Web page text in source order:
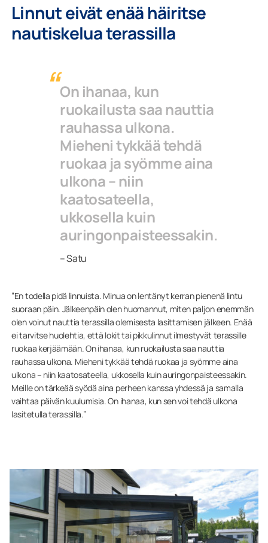
Linnut eivät enää häiritse
nautiskelua terassilla
On ihanaa, kun
ruokailusta saa nauttia
rauhassa ulkona.
Mieheni tykkää tehdä
ruokaa ja syömme aina
ulkona – niin
kaatosateella,
ukkosella kuin
auringonpaisteessakin.
– Satu
”En todella pidä linnuista. Minua on lentänyt kerran pienenä lintu
suoraan päin. Jälkeenpäin olen huomannut, miten paljon enemmän
olen voinut nauttia terassilla olemisesta lasittamisen jälkeen. Enää
ei tarvitse huolehtia, että lokit tai pikkulinnut ilmestyvät terassille
ruokaa kerjäämään. On ihanaa, kun ruokailusta saa nauttia
rauhassa ulkona. Mieheni tykkää tehdä ruokaa ja syömme aina
ulkona – niin kaatosateella, ukkosella kuin auringonpaisteessakin.
Meille on tärkeää syödä aina perheen kanssa yhdessä ja samalla
vaihtaa päivän kuulumisia. On ihanaa, kun sen voi tehdä ulkona
lasitetulla terassilla.”